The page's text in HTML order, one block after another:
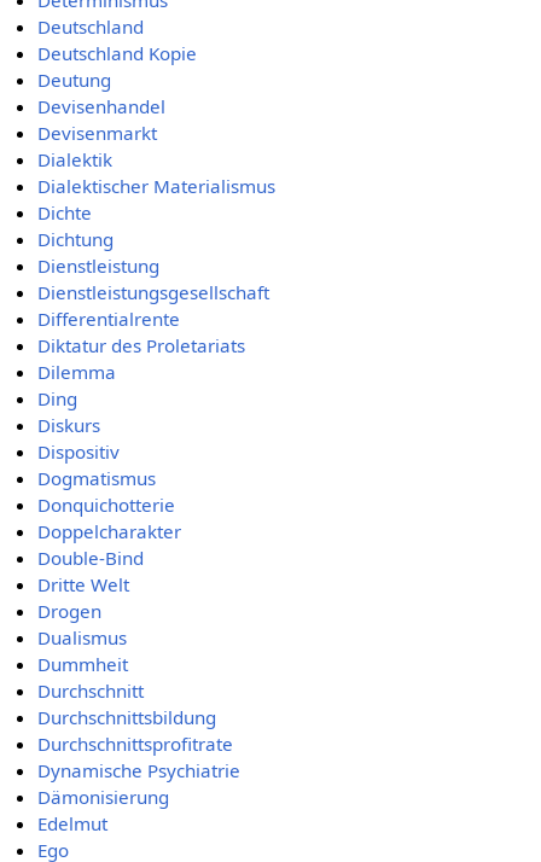
Deutschland
Deutschland Kopie
Deutung
Devisenhandel
Devisenmarkt
Dialektik
Dialektischer Materialismus
Dichte
Dichtung
Dienstleistung
Dienstleistungsgesellschaft
Differentialrente
Diktatur des Proletariats
Dilemma
Ding
Diskurs
Dispositiv
Dogmatismus
Donquichotterie
Doppelcharakter
Double-Bind
Dritte Welt
Drogen
Dualismus
Dummheit
Durchschnitt
Durchschnittsbildung
Durchschnittsprofitrate
Dynamische Psychiatrie
Dämonisierung
Edelmut
Ego